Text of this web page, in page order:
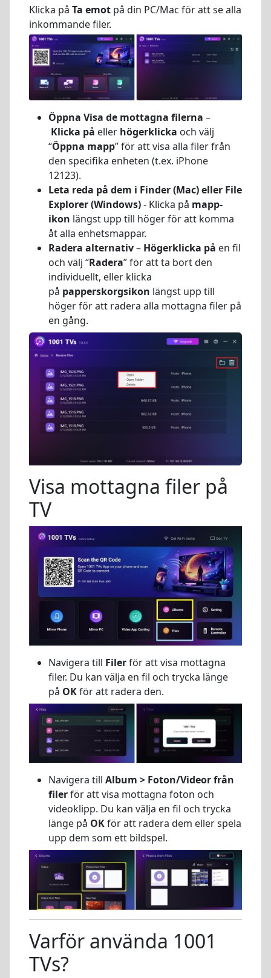
Klicka på Ta emot på din PC/Mac för att se alla
inkommande filer.
Öppna Visa de mottagna filerna –
Klicka på eller högerklicka och välj
“Öppna mapp” för att visa alla filer från
den specifika enheten (t.ex. iPhone
12123).
Leta reda på dem i Finder (Mac) eller File
Explorer (Windows)- Klicka på mapp-
ikon längst upp till höger för att komma
åt alla enhetsmappar.
Radera alternativ– Högerklicka på en fil
och välj “Radera” för att ta bort den
individuellt, eller klicka
på papperskorgsikon längst upp till
höger för att radera alla mottagna filer på
en gång.
Visa mottagna filer på
TV
Navigera till Filerför att visa mottagna
filer. Du kan välja en fil och trycka länge
på OKför att radera den.
Navigera till Album > Foton/Videor från
filerför att visa mottagna foton och
videoklipp. Du kan välja en fil och trycka
länge på OKför att radera dem eller spela
upp dem som ett bildspel.
Varför använda 1001
TVs?